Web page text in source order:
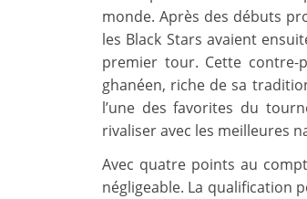
monde. Après des débuts
les Black Stars avaient
premier tour. Cette contre-
ghanéen, riche de sa
l’une des favorites du
rivaliser avec les meilleures
Avec quatre points au
négligeable. La qualification